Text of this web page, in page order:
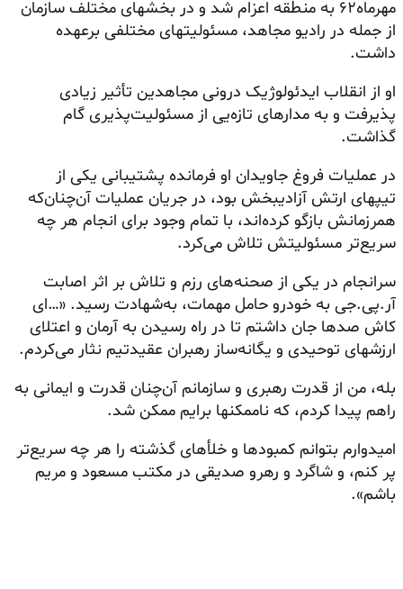
مهرماه۶۲ به منطقه اعزام شد و در بخشهای مختلف سازمان
از جمله در رادیو مجاهد، مسئولیتهای مختلفی برعهده
داشت.
او از انقلاب ایدئولوژیک درونی مجاهدین تأثیر زیادی
پذیرفت و به مدارهای تازه‌یی از مسئولیت‌پذیری گام
گذاشت.
در عملیات فروغ جاویدان او فرمانده پشتیبانی یکی از
تیپهای ارتش آزادیبخش بود، در جریان عملیات آن‌چنان‌که
همرزمانش بازگو کرده‌اند، با تمام وجود برای انجام هر چه
سریع‌تر مسئولیتش تلاش می‌کرد. ‌
سرانجام در یکی از صحنه‌های رزم و تلاش بر اثر اصابت
آر.پی.جی به خودرو حامل مهمات، به‌شهادت رسید. «…‌ای
کاش صدها جان داشتم تا در راه رسیدن به آرمان و اعتلای
ارزشهای توحیدی و یگانه‌ساز رهبران عقیدتیم نثار می‌کردم.
بله، من از قدرت رهبری و سازمانم آن‌چنان قدرت و ایمانی به
راهم پیدا کردم، که ناممکنها برایم ممکن شد.
امیدوارم بتوانم کمبودها و خلأهای گذشته را هر چه سریع‌تر
پر کنم، و شاگرد و رهرو صدیقی در مکتب مسعود و مریم
باشم».